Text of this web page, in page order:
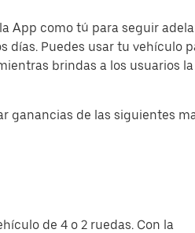
App como tú para seguir
días. Puedes usar tu vehículo
brindas a los usuarios
ganancias de las siguientes
de 4 o 2 ruedas. Con la